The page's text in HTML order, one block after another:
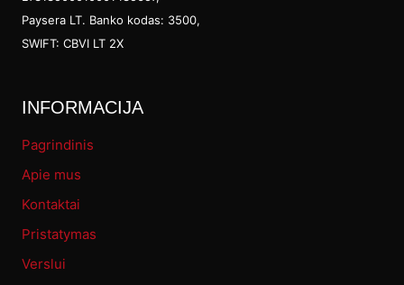
Paysera LT. Banko kodas: 3500,
SWIFT: CBVI LT 2X
INFORMACIJA
Pagrindinis
Apie mus
Kontaktai
Pristatymas
Verslui